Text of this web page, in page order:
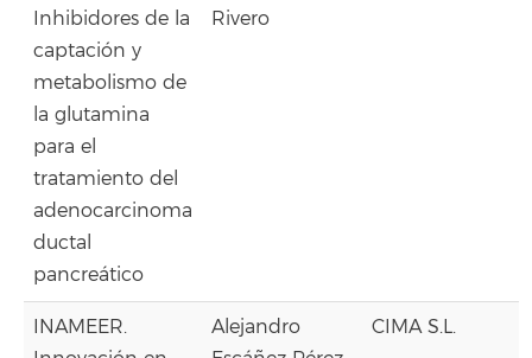
Inhibidores de la
captación y
metabolismo de
la glutamina
para el
tratamiento del
adenocarcinoma
ductal
pancreático
Rivero
INAMEER.
Alejandro
CIMA S.L.